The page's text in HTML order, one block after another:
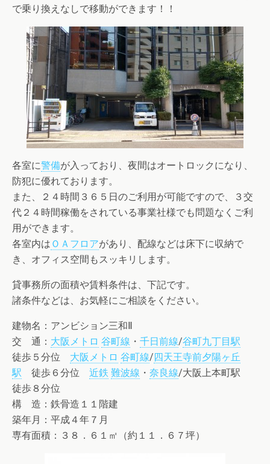
で乗り換えなしで移動ができます！！
各室に警備が入っており、夜間はオートロックになり、
防犯に優れております。
また、２４時間３６５日のご利用が可能ですので、３交
代２４時間稼働をされている事業社様でも問題なくご利
用ができます。
各室内は ＯＡフロアがあり、配線などは床下に収納で
き、オフィス空間もスッキリします。
貸事務所の面積や賃料条件は、下記です。
諸条件などは、お気軽にご相談をください。
建物名：アンビション三和Ⅱ
交 通： 大阪メトロ 谷町線 ・ 千日前線/谷町九丁目駅
徒歩５分位 大阪メトロ 谷町線/四天王寺前夕陽ヶ丘
駅 徒歩６分位 近鉄 難波線 ・ 奈良線/大阪上本町駅
徒歩８分位
構 造：鉄骨造１１階建
築年月：平成４年７月
専有面積：３８．６１㎡（約１１．６７坪）